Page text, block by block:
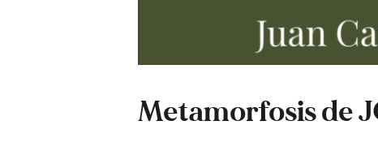
Metamorfosis de